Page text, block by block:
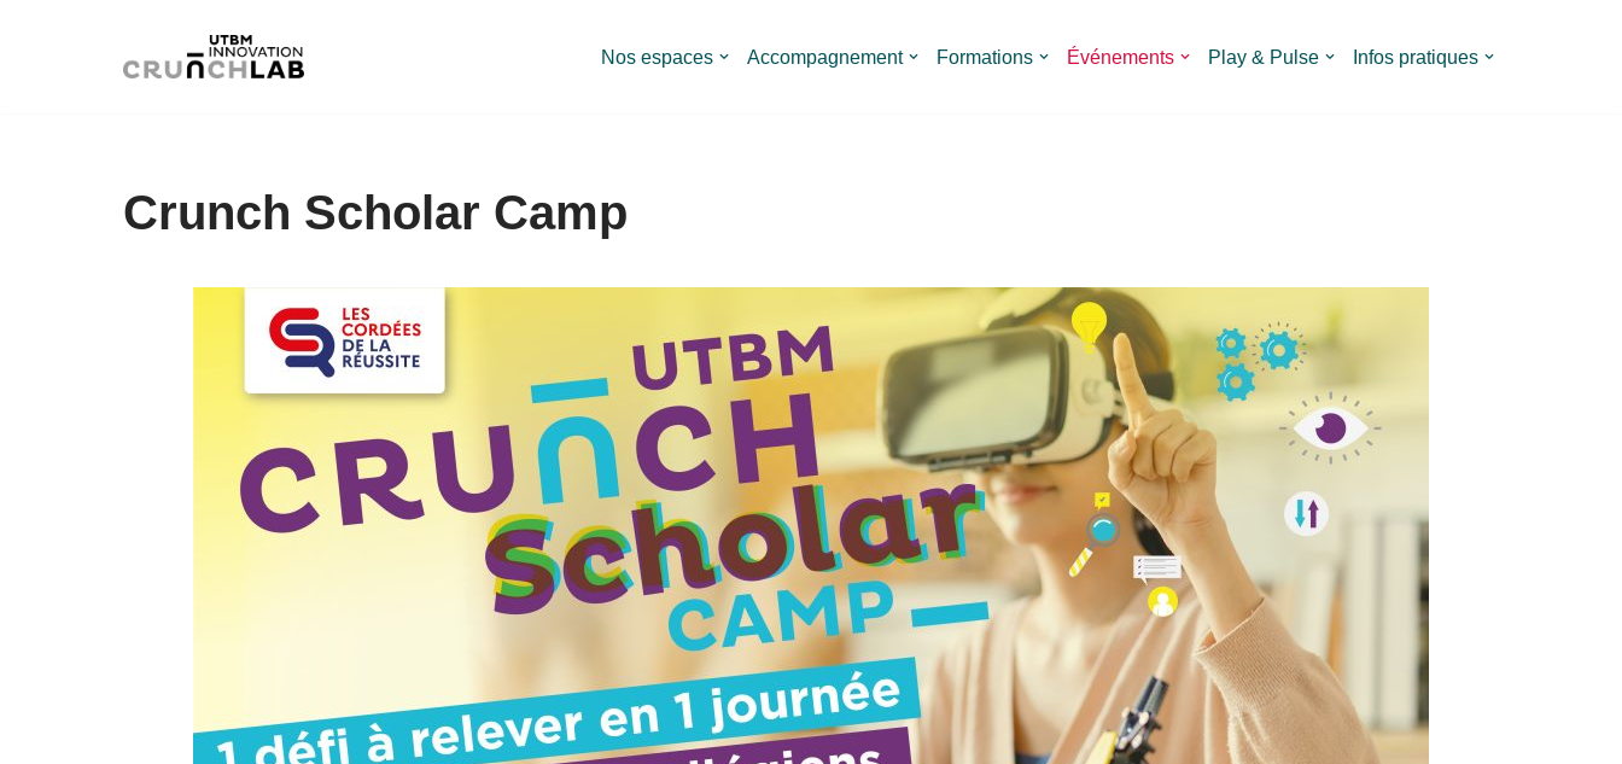
Nos espaces Accompagnement Formations Événements Play & Pulse Infos pratiques
Crunch Scholar Camp